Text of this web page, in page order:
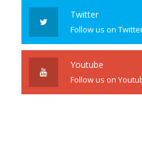
Twitter
Follow us on
Youtube
Follow us on